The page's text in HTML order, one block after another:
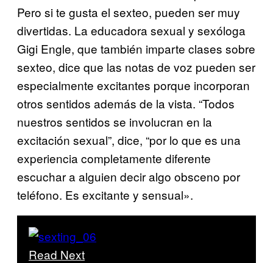
Pero si te gusta el sexteo, pueden ser muy
divertidas. La educadora sexual y sexóloga
Gigi Engle, que también imparte clases sobre
sexteo, dice que las notas de voz pueden ser
especialmente excitantes porque incorporan
otros sentidos además de la vista. “Todos
nuestros sentidos se involucran en la
excitación sexual”, dice, “por lo que es una
experiencia completamente diferente
escuchar a alguien decir algo obsceno por
teléfono. Es excitante y sensual».
Read Next